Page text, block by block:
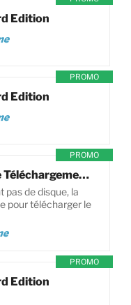
Edition
PROMO
Edition
PROMO
FIFA 20 - Code de Téléchargement pour PC
pas de disque, la
pour télécharger le
PROMO
Edition